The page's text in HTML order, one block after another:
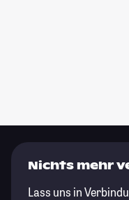
Nichts mehr
Lass uns in